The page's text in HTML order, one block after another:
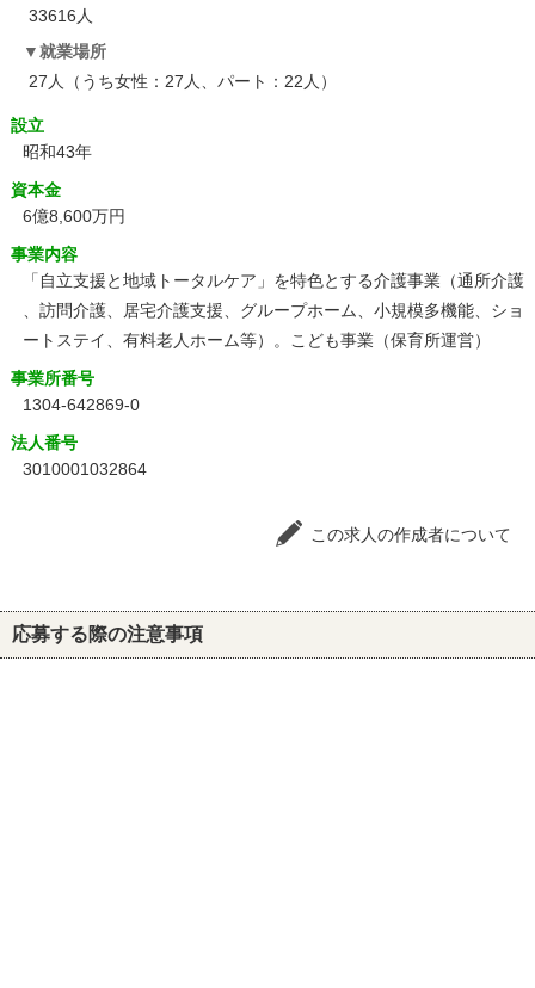
33616人
就業場所
27人（うち女性：27人、パート：22人）
設立
昭和43年
資本金
6億8,600万円
事業内容
「自立支援と地域トータルケア」を特色とする介護事業（通所介護
、訪問介護、居宅介護支援、グループホーム、小規模多機能、ショ
ートステイ、有料老人ホーム等）。こども事業（保育所運営）
事業所番号
1304-642869-0
法人番号
3010001032864
この求人の作成者について
応募する際の注意事項